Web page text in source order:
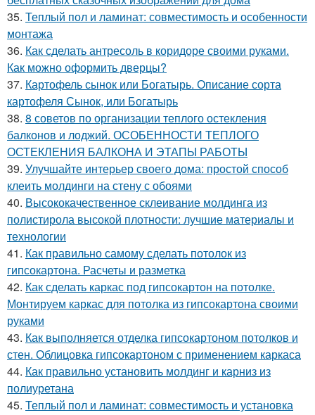
35. Теплый пол и ламинат: совместимость и особенности
монтажа
36. Как сделать антресоль в коридоре своими руками.
Как можно оформить дверцы?
37. Картофель сынок или Богатырь. Описание сорта
картофеля Сынок, или Богатырь
38. 8 советов по организации теплого остекления
балконов и лоджий. ОСОБЕННОСТИ ТЕПЛОГО
ОСТЕКЛЕНИЯ БАЛКОНА И ЭТАПЫ РАБОТЫ
39. Улучшайте интерьер своего дома: простой способ
клеить молдинги на стену с обоями
40. Высококачественное склеивание молдинга из
полистирола высокой плотности: лучшие материалы и
технологии
41. Как правильно самому сделать потолок из
гипсокартона. Расчеты и разметка
42. Как сделать каркас под гипсокартон на потолке.
Монтируем каркас для потолка из гипсокартона своими
руками
43. Как выполняется отделка гипсокартоном потолков и
стен. Облицовка гипсокартоном с применением каркаса
44. Как правильно установить молдинг и карниз из
полиуретана
45. Теплый пол и ламинат: совместимость и установка